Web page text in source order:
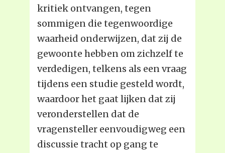
kritiek ontvangen, tegen
sommigen die tegenwoordige
waarheid onderwijzen, dat zij de
gewoonte hebben om zichzelf te
verdedigen, telkens als een vraag
tijdens een studie gesteld wordt,
waardoor het gaat lijken dat zij
veronderstellen dat de
vragensteller eenvoudigweg een
discussie tracht op gang te